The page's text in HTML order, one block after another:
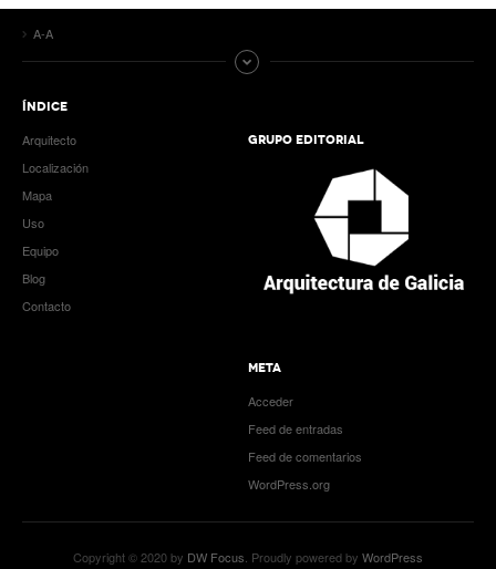
A-A
ÍNDICE
Arquitecto
Localización
Mapa
Uso
Equipo
Blog
Contacto
GRUPO EDITORIAL
META
Acceder
Feed de entradas
Feed de comentarios
WordPress.org
Copyright © 2020 by DW Focus . Proudly powered by WordPress